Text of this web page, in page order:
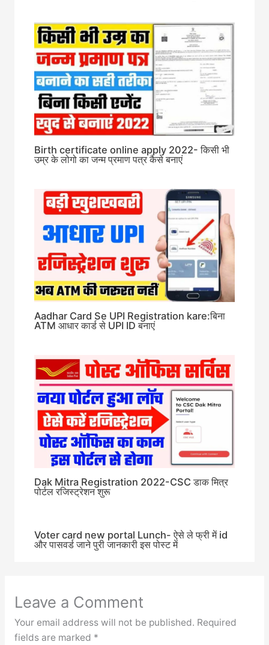
Birth certificate online apply 2022- किसी भी
उम्र के लोगो का जन्म प्रमाण पत्र कैसे बनाएं
Aadhar Card Se UPI Registration kare:बिना
ATM आधार कार्ड से UPI ID बनाएं
Dak Mitra Registration 2022-CSC डाक मित्र
पोर्टल रजिस्ट्रेशन शुरू
Voter card new portal Lunch- ऐसे ले फ्री में id
और पासवर्ड जाने पुरी जानकारी इस पोस्ट में
Leave a Comment
Your email address will not be published. Required
fields are marked *